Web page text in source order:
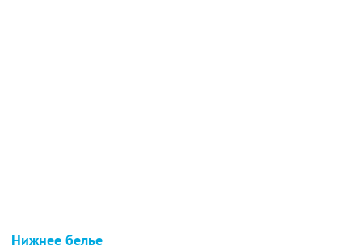
Нижнее белье